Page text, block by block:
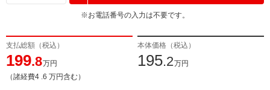
※お電話番号の入力は不要です。
支払総額（税込）
199.8万円
（諸経費4 .6 万円含む）
本体価格（税込）
195.2万円